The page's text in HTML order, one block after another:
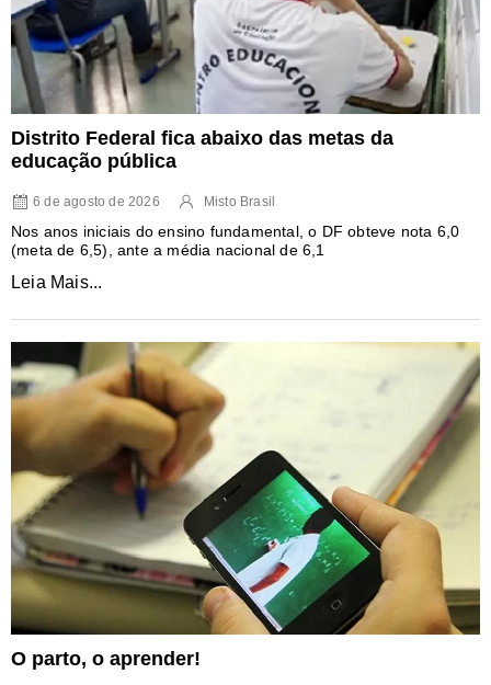
Distrito Federal fica abaixo das metas da
educação pública
6 de agosto de 2026 Misto Brasil
Nos anos iniciais do ensino fundamental, o DF obteve nota 6,0
(meta de 6,5), ante a média nacional de 6,1
Leia Mais...
O parto, o aprender!